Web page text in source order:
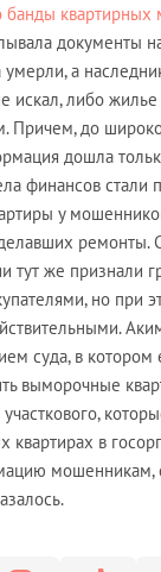
банды квартирных
документы
умерли, а
искал, либо
Причем, до
дошла
финансов стали
у
ремонты.
тут же признали
но при
суда, в котором
выморочные
в
мошенникам,